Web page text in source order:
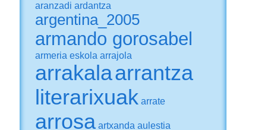
aranzadi ardantza
argentina_2005
armando gorosabel
armeria eskola arrajola
arrakalaarrantza
literarixuak arrate
arrosa artxanda aulestia